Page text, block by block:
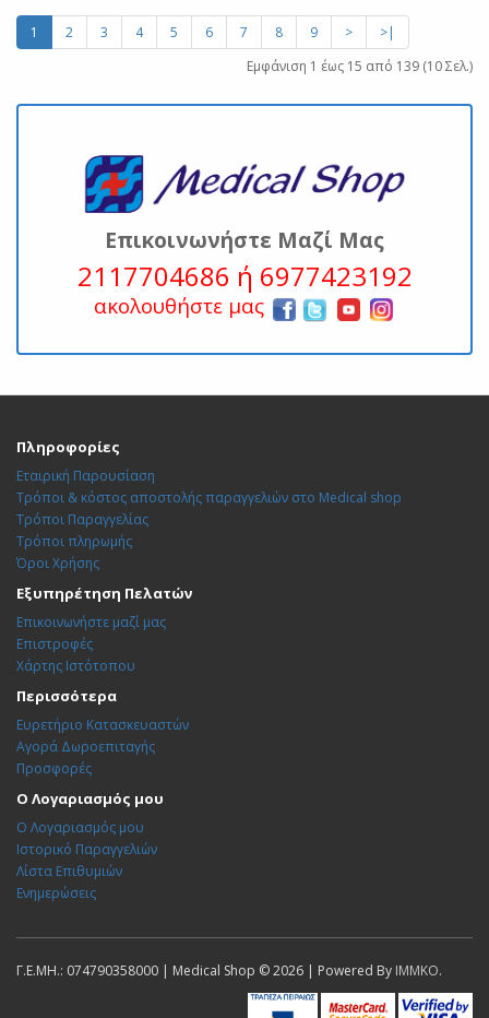
1 2 3 4 5 6 7 8 9 >
>|
Εμφάνιση 1 έως 15 από 139 (10 Σελ.)
Επικοινωνήστε Μαζί Μας
2117704686 ή 6977423192
ακολουθήστε μας
Πληροφορίες
Εταιρική Παρουσίαση
Τρόποι & κόστος αποστολής παραγγελιών στο Medical shop
Τρόποι Παραγγελίας
Τρόποι πληρωμής
Όροι Χρήσης
Εξυπηρέτηση Πελατών
Επικοινωνήστε μαζί μας
Επιστροφές
Χάρτης Ιστότοπου
Περισσότερα
Ευρετήριο Κατασκευαστών
Αγορά Δωροεπιταγής
Προσφορές
Ο Λογαριασμός μου
Ο Λογαριασμός μου
Ιστορικό Παραγγελιών
Λίστα Επιθυμιών
Ενημερώσεις
Γ.Ε.ΜΗ.: 074790358000 | Medical Shop © 2026 | Powered By IMMKO.